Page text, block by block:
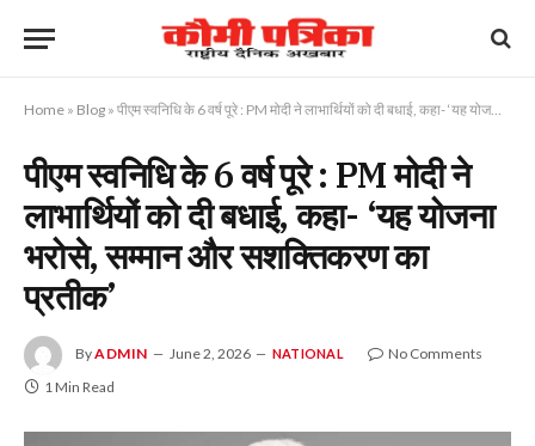
Home » Blog » पीएम स्वनिधि के 6 वर्ष पूरे : PM मोदी ने लाभार्थियों को दी बधाई, कहा- ‘यह योजना भरोसे, सम्मान और सशक्तिकरण का प्रतीक’
पीएम स्वनिधि के 6 वर्ष पूरे : PM मोदी ने
लाभार्थियों को दी बधाई, कहा- ‘यह योजना
भरोसे, सम्मान और सशक्तिकरण का
प्रतीक’
ByADMIN June 2, 2026 NATIONAL
No Comments
1 Min Read